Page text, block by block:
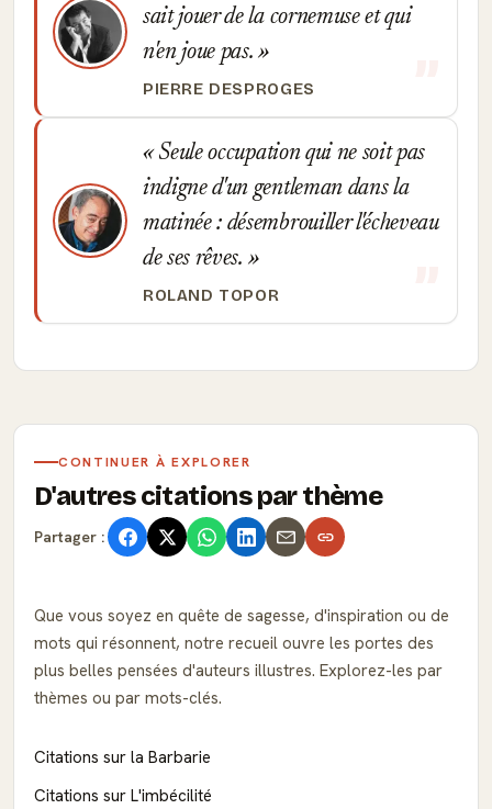
sait jouer de la cornemuse et qui
n'en joue pas.
PIERRE DESPROGES
Seule occupation qui ne soit pas
indigne d'un gentleman dans la
matinée : désembrouiller l'écheveau
de ses rêves.
ROLAND TOPOR
CONTINUER À EXPLORER
D'autres citations par thème
Partager :
Que vous soyez en quête de sagesse, d'inspiration ou de
mots qui résonnent, notre recueil ouvre les portes des
plus belles pensées d'auteurs illustres. Explorez-les par
thèmes ou par mots-clés.
Citations sur la Barbarie
Citations sur L'imbécilité